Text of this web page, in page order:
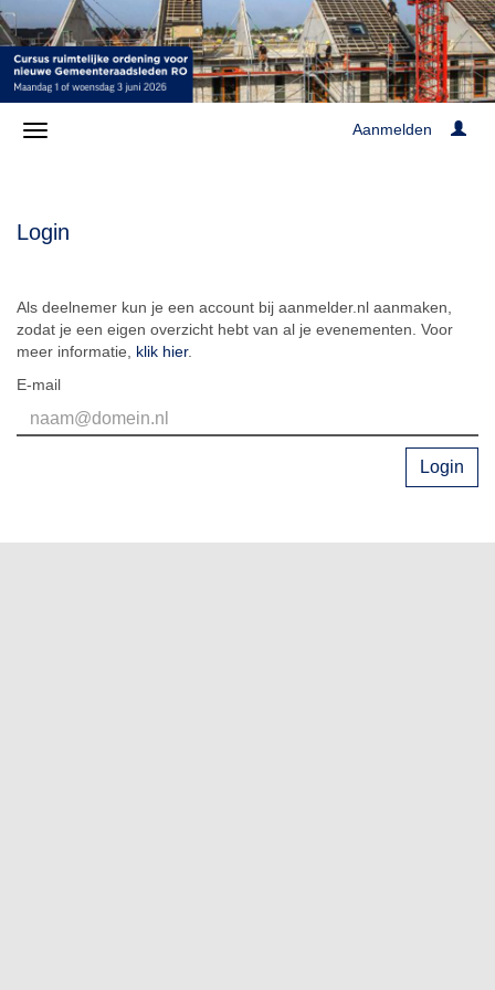
Aanmelden
Login
Als deelnemer kun je een account bij aanmelder.nl aanmaken,
zodat je een eigen overzicht hebt van al je evenementen. Voor
meer informatie, klik hier.
E-mail
Login